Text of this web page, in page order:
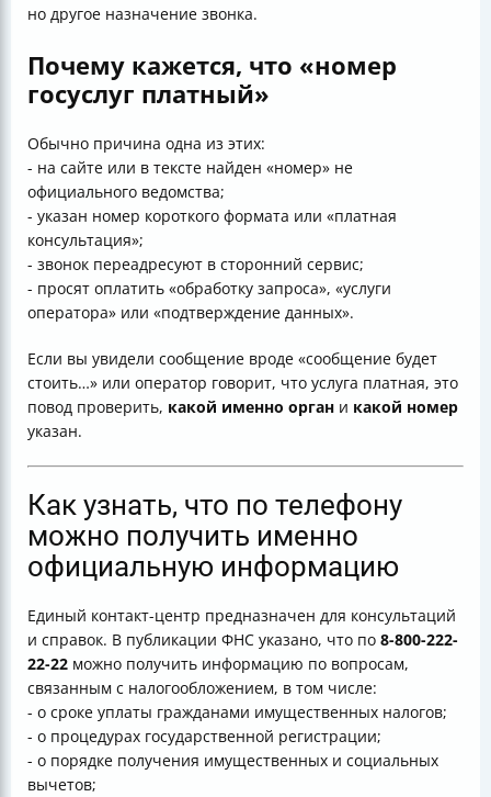
но другое назначение звонка.
Почему кажется, что «номер
госуслуг платный»
Обычно причина одна из этих:
- на сайте или в тексте найден «номер» не
официального ведомства;
- указан номер короткого формата или «платная
консультация»;
- звонок переадресуют в сторонний сервис;
- просят оплатить «обработку запроса», «услуги
оператора» или «подтверждение данных».
Если вы увидели сообщение вроде «сообщение будет
стоить…» или оператор говорит, что услуга платная, это
повод проверить, какой именно орган и какой номер
указан.
Как узнать, что по телефону
можно получить именно
официальную информацию
Единый контакт-центр предназначен для консультаций
и справок. В публикации ФНС указано, что по 8-800-222-
22-22 можно получить информацию по вопросам,
связанным с налогообложением, в том числе:
- о сроке уплаты гражданами имущественных налогов;
- о процедурах государственной регистрации;
- о порядке получения имущественных и социальных
вычетов;